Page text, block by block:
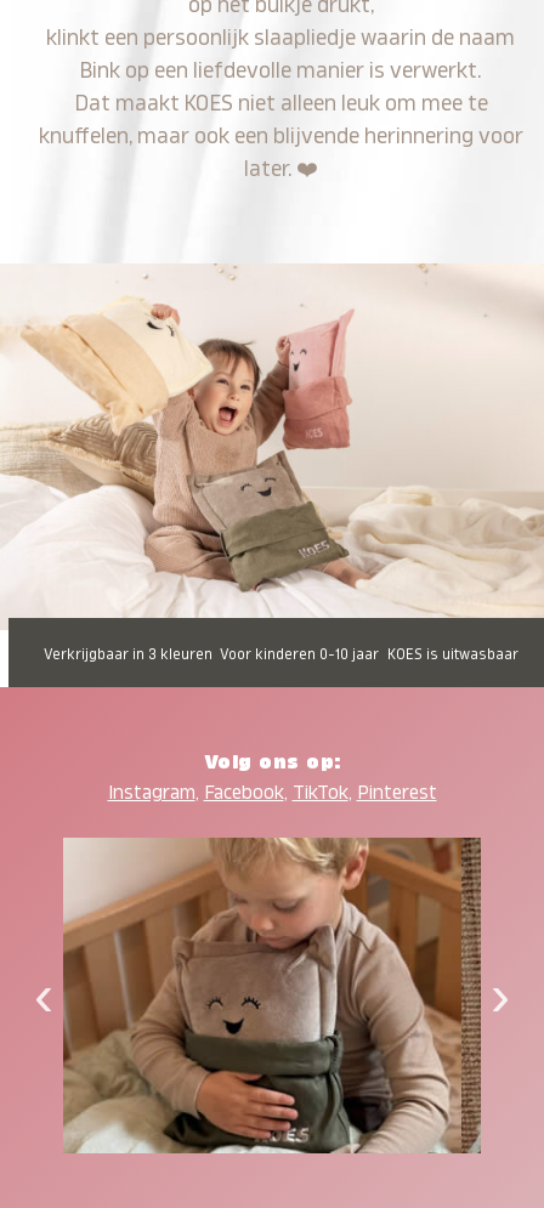
op het buikje drukt,
klinkt een persoonlijk slaapliedje waarin de naam
Bink op een liefdevolle manier is verwerkt.
Dat maakt KOES niet alleen leuk om mee te
knuffelen, maar ook een blijvende herinnering voor
later. ❤️
Verkrijgbaar in 3 kleuren Voor kinderen 0-10 jaar KOES is uitwasbaar
Volg ons op:
Instagram, Facebook, TikTok, Pinterest
‹ ›